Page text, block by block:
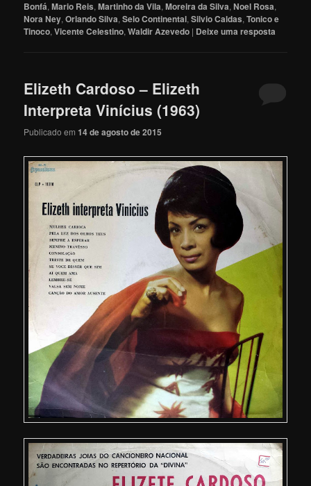
Bonfá,Mario Reis,Martinho da Vila,Moreira da Silva,Noel Rosa,
Nora Ney,Orlando Silva,Selo Continental,Silvio Caldas,Tonico e
Tinoco,Vicente Celestino,Waldir Azevedo | Deixe uma resposta
Elizeth Cardoso – Elizeth
Interpreta Vinícius (1963)
Publicado em14 de agosto de 2015